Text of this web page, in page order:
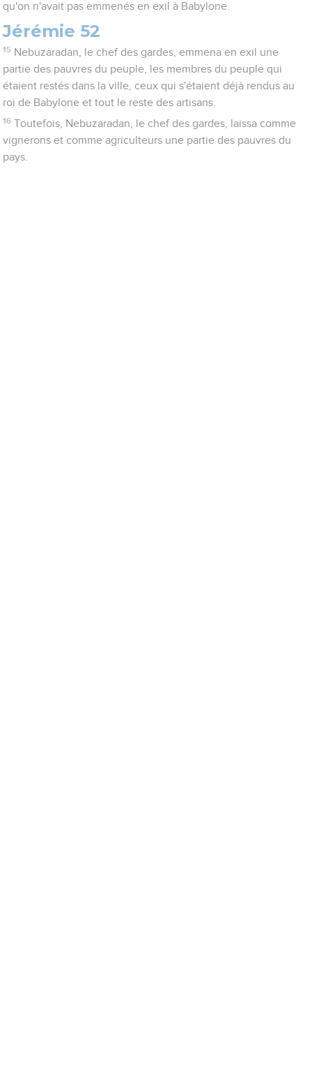
qu'on n'avait pas emmenés en exil à Babylone.
Jérémie 52
15 Nebuzaradan, le chef des gardes, emmena en exil une
partie des pauvres du peuple, les membres du peuple qui
étaient restés dans la ville, ceux qui s'étaient déjà rendus au
roi de Babylone et tout le reste des artisans.
16 Toutefois, Nebuzaradan, le chef des gardes, laissa comme
vignerons et comme agriculteurs une partie des pauvres du
pays.